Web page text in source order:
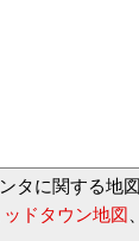
タに関する地図
ッドタウン地図